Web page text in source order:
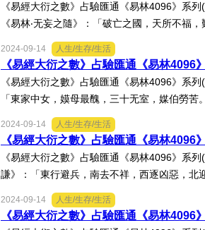
《易經大衍之數》占驗匯通《易林4096》系
《易林‧无妄之隨》：「破亡之國，天所不福
2024-09-14 人生/生存/生活
《易經大衍之數》占驗匯通《易林4096
《易經大衍之數》占驗匯通《易林4096》系
「東家中女，嫫母最醜，三十无室，媒伯勞
2024-09-14 人生/生存/生活
《易經大衍之數》占驗匯通《易林4096
《易經大衍之數》占驗匯通《易林4096》系
謙》：「東行避兵，南去不祥，西逐凶惡，北
2024-09-14 人生/生存/生活
《易經大衍之數》占驗匯通《易林4096